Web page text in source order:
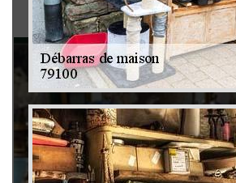
Débarras de grenier et